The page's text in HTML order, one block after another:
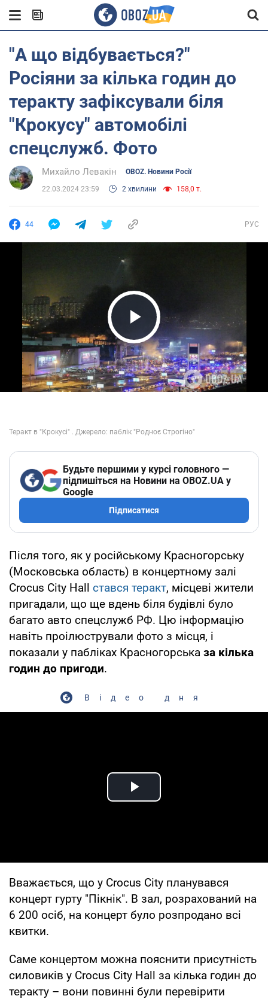
"А що відбувається?"
Росіяни за кілька годин до
теракту зафіксували біля
"Крокусу" автомобілі
спецслужб. Фото
Михайло Левакін OBOZ. Новини Росії
22.03.2024 23:59 2 хвилини 158,0 т.
44 РУС
Play Video
Будьте першими у курсі головного —
підпишіться на Новини на OBOZ.UA у
Google
Підписатися
Після того, як у російському Красногорську
(Московська область) в концертному залі
Crocus City Hall стався теракт, місцеві жители
пригадали, що ще вдень біля будівлі було
багато авто спецслужб РФ. Цю інформацію
навіть проілюстрували фото з місця, і
показали у пабліках Красногорська за кілька
годин до пригоди.
Відео дня
Play Video
Вважається, що у Crocus City планувався
концерт гурту "Пікнік". В зал, розрахований на
6 200 осіб, на концерт було розпродано всі
квитки.
Саме концертом можна пояснити присутність
силовиків у Crocus City Hall за кілька годин до
теракту – вони повинні були перевірити